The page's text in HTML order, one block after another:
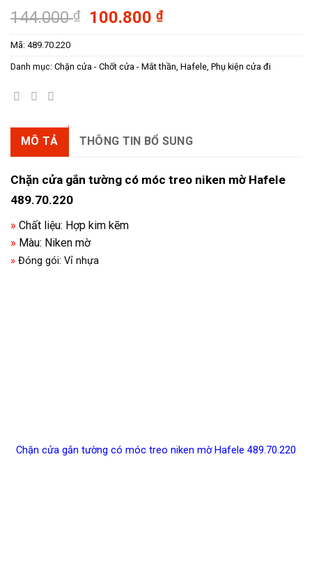
144.000₫
Giá
gốc
144.000 ₫.
100.800₫Giá
hiện
là:
Mã: 489.70.220
Danh mục: Chặn cửa - Chốt cửa - Mắt thần, Hafele, Phụ kiện cửa đi
MÔ TẢ THÔNG TIN BỔ SUNG
Chặn cửa gắn tường có móc treo niken mờ Hafele
489.70.220
» Chất liệu: Hợp kim kẽm
» Màu: Niken mờ
» Đóng gói: Vỉ nhựa
Chặn cửa gắn tường có móc treo niken mờ Hafele 489.70.220